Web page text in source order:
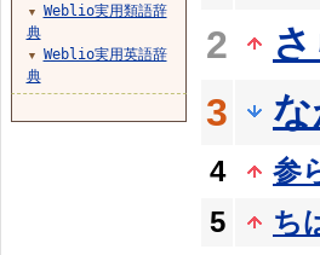
2
3
4
参
5
ち
▼
Weblio実用類語辞
典
▼
Weblio実用英語辞
典